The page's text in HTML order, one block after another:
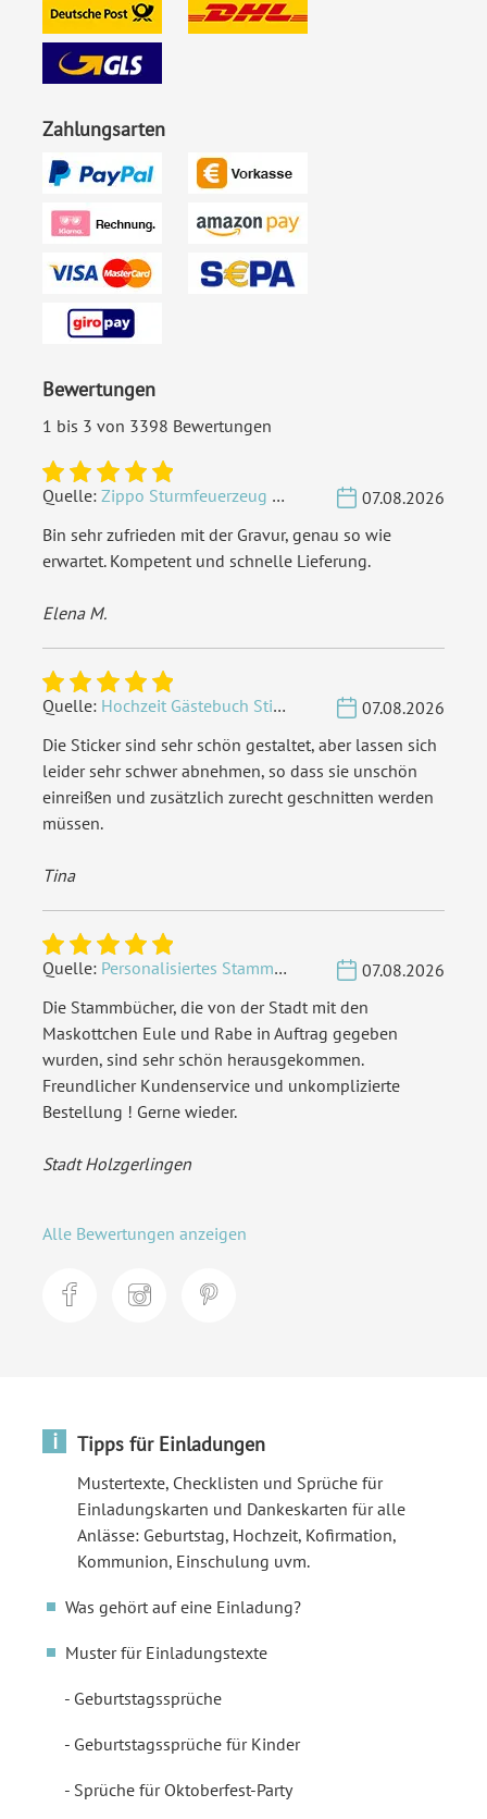
Zahlungsarten
Bewertungen
1 bis 3 von 3398 Bewertungen
Quelle: Zippo Sturmfeuerzeug Chrom - Verzierte Initialen
07.08.2026
Bin sehr zufrieden mit der Gravur, genau so wie
erwartet. Kompetent und schnelle Lieferung.
Elena M.
Quelle: Hochzeit Gästebuch Sticker 40 Fragen - Weiß
07.08.2026
Die Sticker sind sehr schön gestaltet, aber lassen sich
leider sehr schwer abnehmen, so dass sie unschön
einreißen und zusätzlich zurecht geschnitten werden
müssen.
Tina
Quelle: Personalisiertes Stammbuch - Eigene Gravurdatei hochladen
07.08.2026
Die Stammbücher, die von der Stadt mit den
Maskottchen Eule und Rabe in Auftrag gegeben
wurden, sind sehr schön herausgekommen.
Freundlicher Kundenservice und unkomplizierte
Bestellung ! Gerne wieder.
Stadt Holzgerlingen
Alle Bewertungen anzeigen
i Tipps für Einladungen
Mustertexte, Checklisten und Sprüche für
Einladungskarten und Dankeskarten für alle
Anlässe: Geburtstag, Hochzeit, Kofirmation,
Kommunion, Einschulung uvm.
Was gehört auf eine Einladung?
Muster für Einladungstexte
Geburtstagssprüche
Geburtstagssprüche für Kinder
Sprüche für Oktoberfest-Party